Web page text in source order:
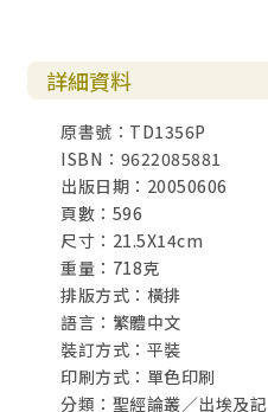
詳細資料
原書號：TD1356P
ISBN：9622085881
出版日期：20050606
頁數：596
尺寸：21.5X14cm
重量：718克
排版方式：橫排
語言：繁體中文
裝訂方式：平裝
印刷方式：單色印刷
分類：聖經論叢／出埃及記